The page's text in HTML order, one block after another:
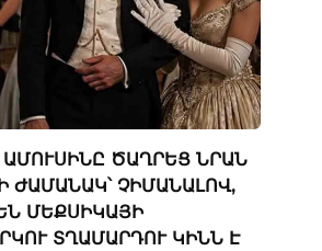
ԱՄՈՒՍԻՆԸ ԾԱՂՐԵՑ ՆՐԱՆ
ԺԱՄԱՆԱԿ՝ ՉԻՄԱՆԱԼՈՎ,
ՄԵՔՍԻԿԱՅԻ
ՏՂԱՄԱՐԴՈՒ ԿԻՆՆ Է